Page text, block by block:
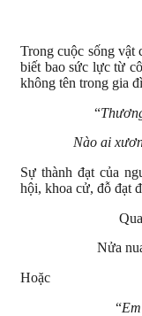
Trong cuộc sống vật
biết bao sức lực từ
không tên trong gia
“
Nào ai
Sự thành đạt của
hội, khoa cử, đỗ đạt
Nửa
Hoặc
“